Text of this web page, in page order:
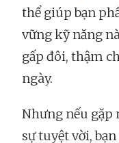
thể giúp bạn
vững kỹ năng
gấp đôi, thậm
ngày.
Nhưng nếu gặp
sự tuyệt vời,